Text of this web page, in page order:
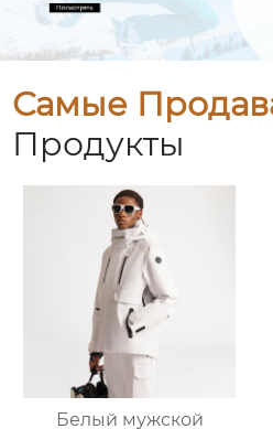
Самые
Продукты
Белый мужской